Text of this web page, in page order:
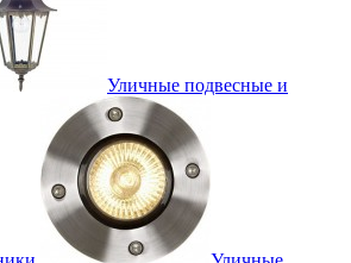
Уличные подвесные и